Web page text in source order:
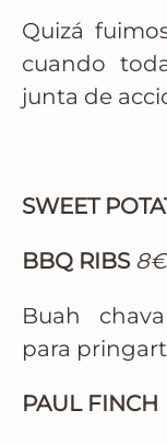
Quizá
cuando
junta de
SWEET
BBQ RIBS 8€
Buah
para
PAUL FINCH